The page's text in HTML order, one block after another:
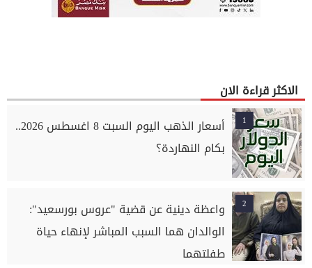
الاكثر قراءة الان
1
أسعار الذهب اليوم السبت 8 اغسطس 2026..
بكام النهاردة؟
2
واعظة دينية عن قضية "عروس بورسعيد":
الوالدان هما السبب المباشر لإنهاء حياة
طفلتهما